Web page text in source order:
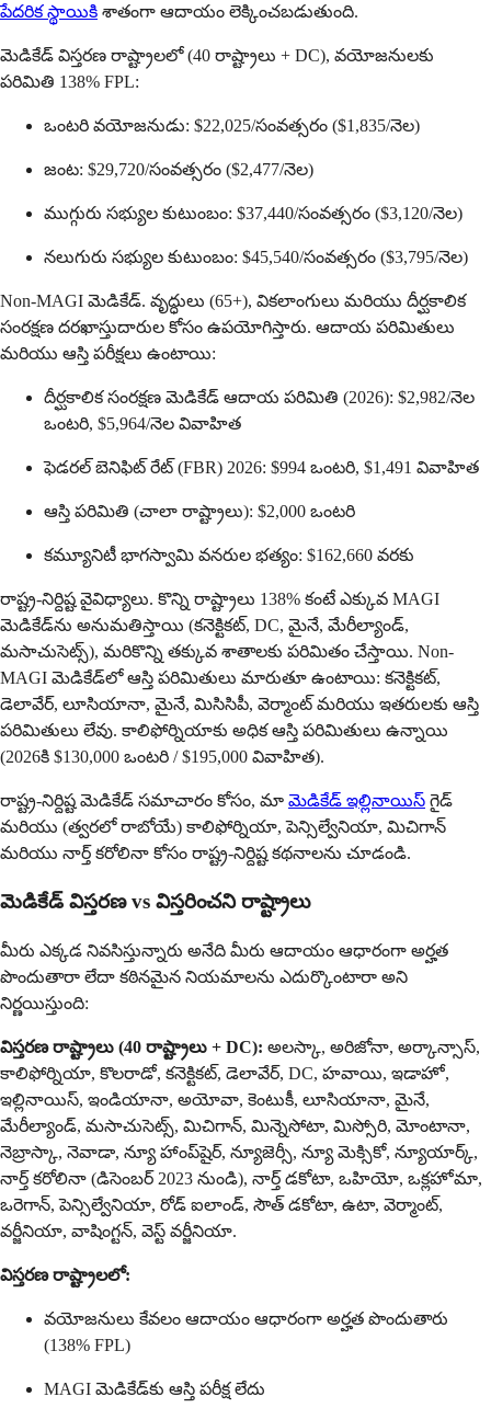
పేదరిక స్థాయికి శాతంగా ఆదాయం లెక్కించబడుతుంది.
మెడికేడ్ విస్తరణ రాష్ట్రాలలో (40 రాష్ట్రాలు + DC), వయోజనులకు
పరిమితి 138% FPL:
ఒంటరి వయోజనుడు: $22,025/సంవత్సరం ($1,835/నెల)
జంట: $29,720/సంవత్సరం ($2,477/నెల)
ముగ్గురు సభ్యుల కుటుంబం: $37,440/సంవత్సరం ($3,120/నెల)
నలుగురు సభ్యుల కుటుంబం: $45,540/సంవత్సరం ($3,795/నెల)
Non-MAGI మెడికేడ్. వృద్ధులు (65+), వికలాంగులు మరియు దీర్ఘకాలిక
సంరక్షణ దరఖాస్తుదారుల కోసం ఉపయోగిస్తారు. ఆదాయ పరిమితులు
మరియు ఆస్తి పరీక్షలు ఉంటాయి:
దీర్ఘకాలిక సంరక్షణ మెడికేడ్ ఆదాయ పరిమితి (2026): $2,982/నెల
ఒంటరి, $5,964/నెల వివాహిత
ఫెడరల్ బెనిఫిట్ రేట్ (FBR) 2026: $994 ఒంటరి, $1,491 వివాహిత
ఆస్తి పరిమితి (చాలా రాష్ట్రాలు): $2,000 ఒంటరి
కమ్యూనిటీ భాగస్వామి వనరుల భత్యం: $162,660 వరకు
రాష్ట్ర-నిర్దిష్ట వైవిధ్యాలు. కొన్ని రాష్ట్రాలు 138% కంటే ఎక్కువ MAGI
మెడికేడ్‌ను అనుమతిస్తాయి (కనెక్టికట్, DC, మైనే, మేరీల్యాండ్,
మసాచుసెట్స్), మరికొన్ని తక్కువ శాతాలకు పరిమితం చేస్తాయి. Non-
MAGI మెడికేడ్‌లో ఆస్తి పరిమితులు మారుతూ ఉంటాయి: కనెక్టికట్,
డెలావేర్, లూసియానా, మైనే, మిసిసిపీ, వెర్మాంట్ మరియు ఇతరులకు ఆస్తి
పరిమితులు లేవు. కాలిఫోర్నియాకు అధిక ఆస్తి పరిమితులు ఉన్నాయి
(2026కి $130,000 ఒంటరి / $195,000 వివాహిత).
రాష్ట్ర-నిర్దిష్ట మెడికేడ్ సమాచారం కోసం, మా మెడికేడ్ ఇల్లినాయిస్ గైడ్
మరియు (త్వరలో రాబోయే) కాలిఫోర్నియా, పెన్సిల్వేనియా, మిచిగాన్
మరియు నార్త్ కరోలినా కోసం రాష్ట్ర-నిర్దిష్ట కథనాలను చూడండి.
మెడికేడ్ విస్తరణ vs విస్తరించని రాష్ట్రాలు
మీరు ఎక్కడ నివసిస్తున్నారు అనేది మీరు ఆదాయం ఆధారంగా అర్హత
పొందుతారా లేదా కఠినమైన నియమాలను ఎదుర్కొంటారా అని
నిర్ణయిస్తుంది:
విస్తరణ రాష్ట్రాలు (40 రాష్ట్రాలు + DC): అలస్కా, అరిజోనా, అర్కాన్సాస్,
కాలిఫోర్నియా, కొలరాడో, కనెక్టికట్, డెలావేర్, DC, హవాయి, ఇడాహో,
ఇల్లినాయిస్, ఇండియానా, అయోవా, కెంటుకీ, లూసియానా, మైనే,
మేరీల్యాండ్, మసాచుసెట్స్, మిచిగాన్, మిన్నెసోటా, మిస్సోరి, మోంటానా,
నెబ్రాస్కా, నెవాడా, న్యూ హాంప్‌షైర్, న్యూజెర్సీ, న్యూ మెక్సికో, న్యూయార్క్,
నార్త్ కరోలినా (డిసెంబర్ 2023 నుండి), నార్త్ డకోటా, ఒహియో, ఒక్లహోమా,
ఒరెగాన్, పెన్సిల్వేనియా, రోడ్ ఐలాండ్, సౌత్ డకోటా, ఉటా, వెర్మాంట్,
వర్జీనియా, వాషింగ్టన్, వెస్ట్ వర్జీనియా.
విస్తరణ రాష్ట్రాలలో:
వయోజనులు కేవలం ఆదాయం ఆధారంగా అర్హత పొందుతారు
(138% FPL)
MAGI మెడికేడ్‌కు ఆస్తి పరీక్ష లేదు